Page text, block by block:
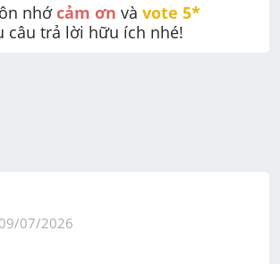
nhớ cảm ơn và vote 5*
câu trả lời hữu ích nhé!
09/07/2026